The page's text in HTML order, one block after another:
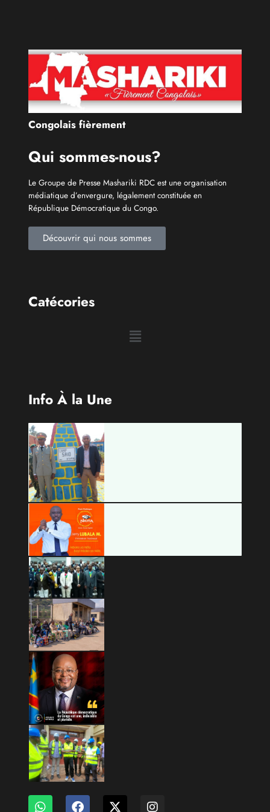
Congolais fièrement
Qui sommes-nous?
Le Groupe de Presse Mashariki RDC est une organisation
République Démocratique du Congo.